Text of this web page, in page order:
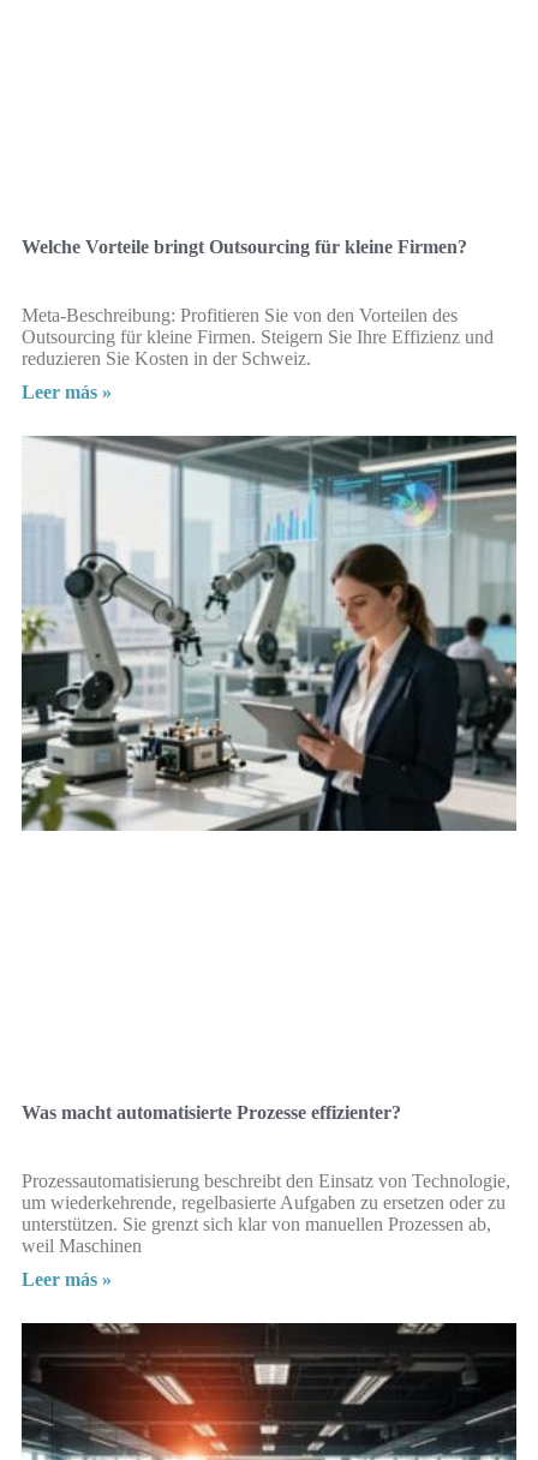
Welche Vorteile bringt Outsourcing für kleine Firmen?
Meta-Beschreibung: Profitieren Sie von den Vorteilen des
Outsourcing für kleine Firmen. Steigern Sie Ihre Effizienz und
reduzieren Sie Kosten in der Schweiz.
Leer más »
Was macht automatisierte Prozesse effizienter?
Prozessautomatisierung beschreibt den Einsatz von Technologie,
um wiederkehrende, regelbasierte Aufgaben zu ersetzen oder zu
unterstützen. Sie grenzt sich klar von manuellen Prozessen ab,
weil Maschinen
Leer más »